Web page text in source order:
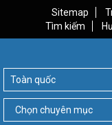
Sitemap
Tìm kiếm